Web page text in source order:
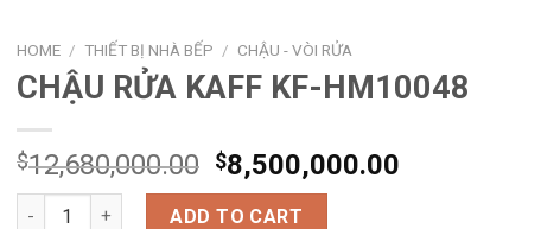
HOME / THIẾT BỊ NHÀ BẾP / CHẬU - VÒI RỬA
CHẬU RỬA KAFF KF-HM10048
$12,680,000.00 $8,500,000.00
CHẬU RỬA KAFF KF-HM10048 quantity
ADD TO CART